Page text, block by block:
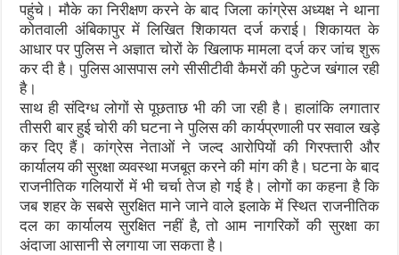
पहुंचे। मौके का निरीक्षण करने के बाद जिला कांग्रेस अध्यक्ष ने थाना
कोतवाली अंबिकापुर में लिखित शिकायत दर्ज कराई। शिकायत के
आधार पर पुलिस ने अज्ञात चोरों के खिलाफ मामला दर्ज कर जांच शुरू
कर दी है। पुलिस आसपास लगे सीसीटीवी कैमरों की फुटेज खंगाल रही
है।
साथ ही संदिग्ध लोगों से पूछताछ भी की जा रही है। हालांकि लगातार
तीसरी बार हुई चोरी की घटना ने पुलिस की कार्यप्रणाली पर सवाल खड़े
कर दिए हैं। कांग्रेस नेताओं ने जल्द आरोपियों की गिरफ्तारी और
कार्यालय की सुरक्षा व्यवस्था मजबूत करने की मांग की है। घटना के बाद
राजनीतिक गलियारों में भी चर्चा तेज हो गई है। लोगों का कहना है कि
जब शहर के सबसे सुरक्षित माने जाने वाले इलाके में स्थित राजनीतिक
दल का कार्यालय सुरक्षित नहीं है, तो आम नागरिकों की सुरक्षा का
अंदाजा आसानी से लगाया जा सकता है।